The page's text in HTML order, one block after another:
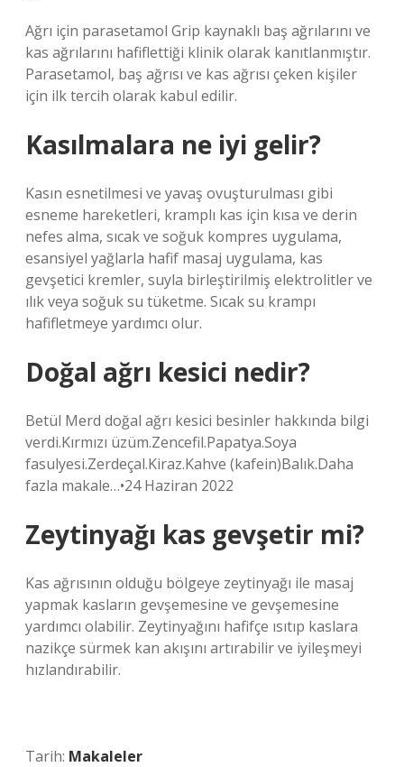
Ağrı için parasetamol Grip kaynaklı baş ağrılarını ve
kas ağrılarını hafiflettiği klinik olarak kanıtlanmıştır.
Parasetamol, baş ağrısı ve kas ağrısı çeken kişiler
için ilk tercih olarak kabul edilir.
Kasılmalara ne iyi gelir?
Kasın esnetilmesi ve yavaş ovuşturulması gibi
esneme hareketleri, kramplı kas için kısa ve derin
nefes alma, sıcak ve soğuk kompres uygulama,
esansiyel yağlarla hafif masaj uygulama, kas
gevşetici kremler, suyla birleştirilmiş elektrolitler ve
ılık veya soğuk su tüketme. Sıcak su krampı
hafifletmeye yardımcı olur.
Doğal ağrı kesici nedir?
Betül Merd doğal ağrı kesici besinler hakkında bilgi
verdi.Kırmızı üzüm.Zencefil.Papatya.Soya
fasulyesi.Zerdeçal.Kiraz.Kahve (kafein)Balık.Daha
fazla makale…•24 Haziran 2022
Zeytinyağı kas gevşetir mi?
Kas ağrısının olduğu bölgeye zeytinyağı ile masaj
yapmak kasların gevşemesine ve gevşemesine
yardımcı olabilir. Zeytinyağını hafifçe ısıtıp kaslara
nazikçe sürmek kan akışını artırabilir ve iyileşmeyi
hızlandırabilir.
Tarih: Makaleler